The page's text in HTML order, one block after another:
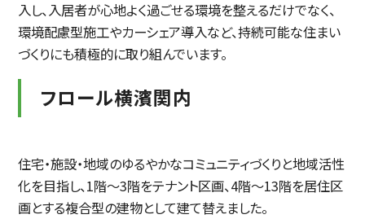
入し、入居者が心地よく過ごせる環境を整えるだけでなく、
環境配慮型施工やカーシェア導入など、持続可能な住まい
づくりにも積極的に取り組んでいます。
フロール横濱関内
住宅・施設・地域のゆるやかなコミュニティづくりと地域活性
化を目指し、1階～3階をテナント区画、4階～13階を居住区
画とする複合型の建物として建て替えました。